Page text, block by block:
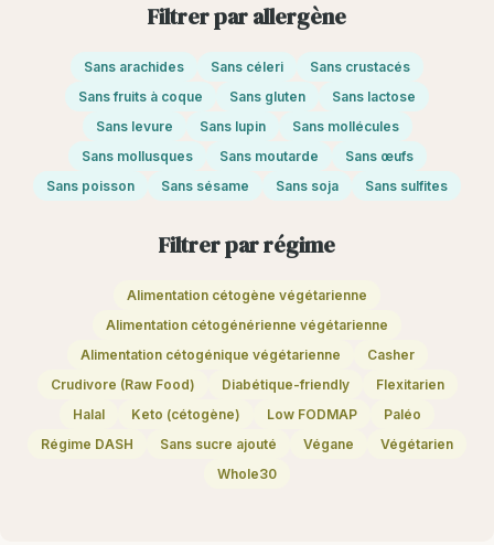
Filtrer par allergène
Sans arachides Sans céleri
Sans crustacés
Sans fruits à coque
Sans gluten
Sans lactose
Sans levure
Sans lupin
Sans mollécules
Sans mollusques
Sans moutarde
Sans œufs
Sans poisson
Sans sésame Sans soja Sans sulfites
Filtrer par régime
Alimentation cétogène végétarienne
Alimentation cétogénérienne végétarienne
Alimentation cétogénique végétarienne
Casher
Crudivore (Raw Food)
Diabétique-friendly
Flexitarien
Halal
Keto (cétogène) Low FODMAP
Paléo
Régime DASH
Sans sucre ajouté Végane
Végétarien
Whole30